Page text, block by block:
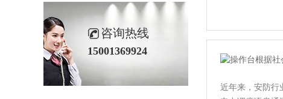
咨询热线
15001369924
近年来，安防行